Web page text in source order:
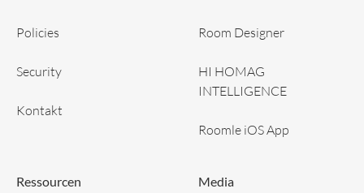
Policies
Security
Kontakt
Room Designer
HI HOMAG
INTELLIGENCE
Roomle iOS App
Ressourcen Media